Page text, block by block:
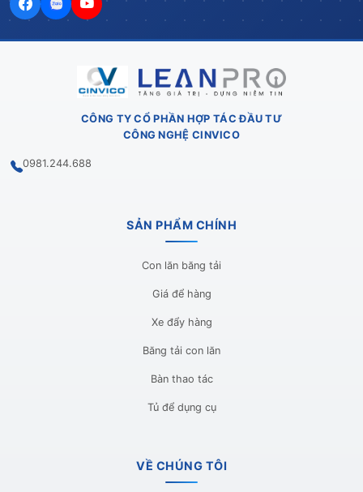
CÔNG TY CỔ PHẦN HỢP TÁC ĐẦU TƯ
CÔNG NGHỆ CINVICO
0981.244.688
SẢN PHẨM CHÍNH
Con lăn băng tải
Giá để hàng
Xe đẩy hàng
Băng tải con lăn
Bàn thao tác
Tủ để dụng cụ
VỀ CHÚNG TÔI